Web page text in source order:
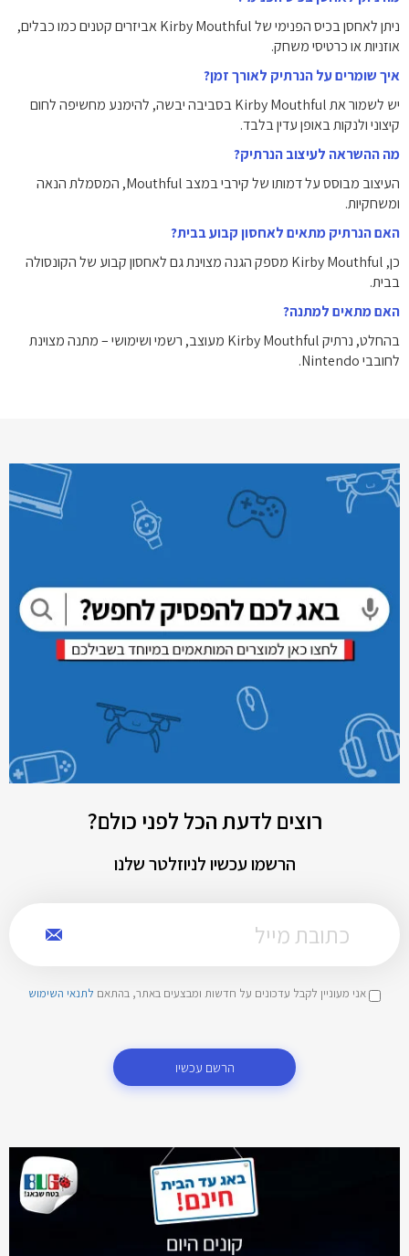
ניתן לאחסן בכיס הפנימי של Kirby Mouthful אביזרים קטנים כמו כבלים,
אוזניות או כרטיסי משחק.
איך שומרים על הנרתיק לאורך זמן?
יש לשמור את Kirby Mouthful בסביבה יבשה, להימנע מחשיפה לחום
קיצוני ולנקות באופן עדין בלבד.
מה ההשראה לעיצוב הנרתיק?
העיצוב מבוסס על דמותו של קירבי במצב Mouthful, המסמלת הנאה
ומשחקיות.
האם הנרתיק מתאים לאחסון קבוע בבית?
כן, Kirby Mouthful מספק הגנה מצוינת גם לאחסון קבוע של הקונסולה
בבית.
האם מתאים למתנה?
בהחלט, נרתיק Kirby Mouthful מעוצב, רשמי ושימושי – מתנה מצוינת
לחובבי Nintendo.
רוצים לדעת הכל לפני כולם?
הרשמו עכשיו לניוזלטר שלנו
אני מעוניין לקבל עדכונים על חדשות ומבצעים באתר, בהתאם לתנאי השימוש
הרשם עכשיו